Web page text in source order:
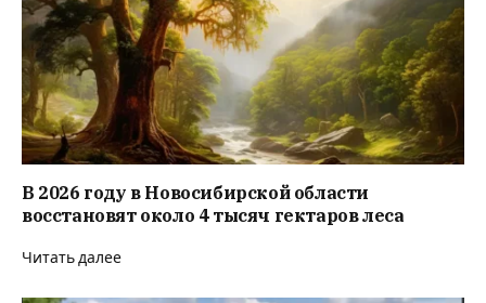
В 2026 году в Новосибирской области
восстановят около 4 тысяч гектаров леса
Читать далее